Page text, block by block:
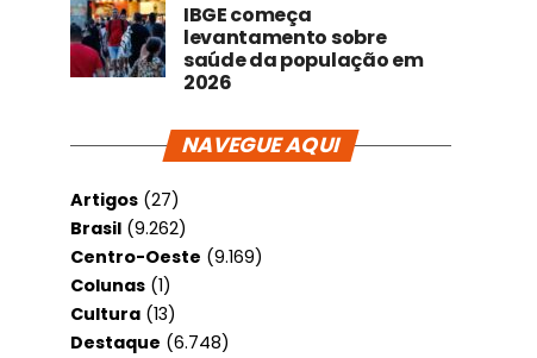
IBGE começa
levantamento sobre
saúde da população em
2026
NAVEGUE AQUI
Artigos (27)
Brasil (9.262)
Centro-Oeste (9.169)
Colunas (1)
Cultura (13)
Destaque (6.748)